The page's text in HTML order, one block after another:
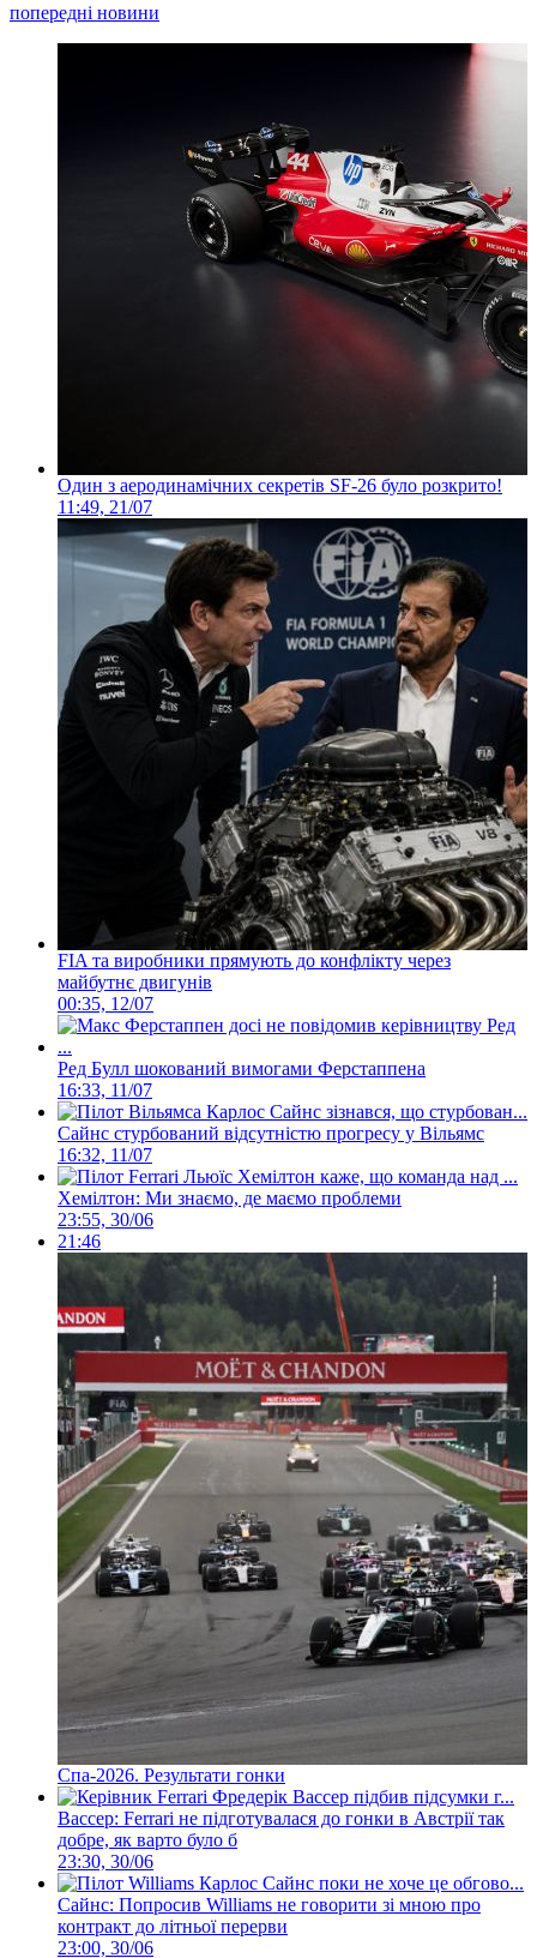
попередні новини
Один з аеродинамічних секретів SF-26 було розкрито!
11:49, 21/07
FIA та виробники прямують до конфлікту через
майбутнє двигунів
00:35, 12/07
Ред Булл шокований вимогами Ферстаппена
16:33, 11/07
Сайнс стурбований відсутністю прогресу у Вільямс
16:32, 11/07
Хемілтон: Ми знаємо, де маємо проблеми
23:55, 30/06
21:46
Спа-2026. Результати гонки
Вассер: Ferrari не підготувалася до гонки в Австрії так
добре, як варто було б
23:30, 30/06
Сайнс: Попросив Williams не говорити зі мною про
контракт до літньої перерви
23:00, 30/06